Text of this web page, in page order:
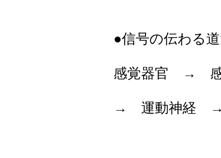
●信号の伝わる
感覚器官 →
→ 運動神経